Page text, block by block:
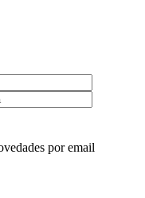
por email